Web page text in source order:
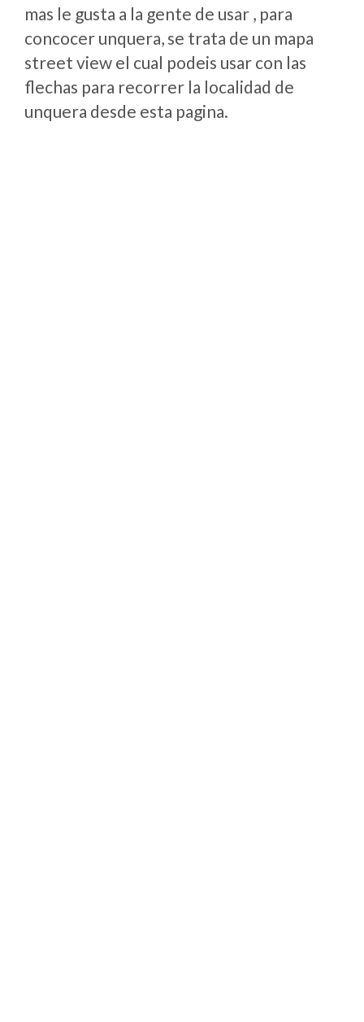
mas le gusta a la gente de usar , para
concocer unquera, se trata de un mapa
street view el cual podeis usar con las
flechas para recorrer la localidad de
unquera desde esta pagina.